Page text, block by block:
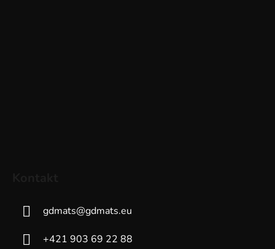
gdmats@gdmats.eu
+421 903 69 22 88